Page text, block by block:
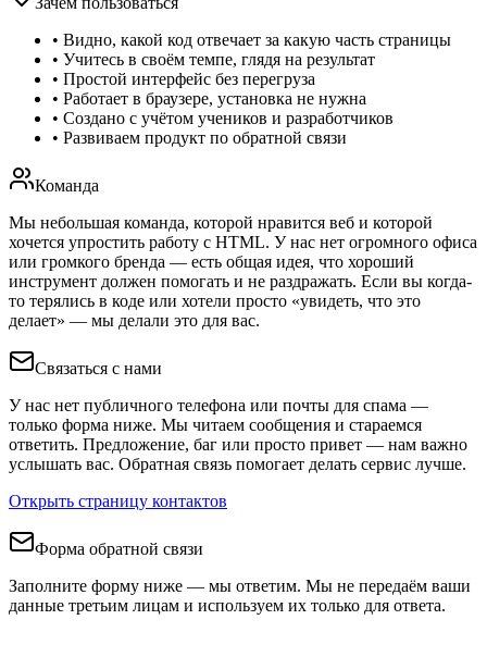
• Видно, какой код отвечает за какую часть страницы
• Учитесь в своём темпе, глядя на результат
• Простой интерфейс без перегруза
• Работает в браузере, установка не нужна
• Создано с учётом учеников и разработчиков
• Развиваем продукт по обратной связи
Команда
Мы небольшая команда, которой нравится веб и которой
хочется упростить работу с HTML. У нас нет огромного офиса
или громкого бренда — есть общая идея, что хороший
инструмент должен помогать и не раздражать. Если вы когда-
то терялись в коде или хотели просто «увидеть, что это
делает» — мы делали это для вас.
Связаться с нами
У нас нет публичного телефона или почты для спама —
только форма ниже. Мы читаем сообщения и стараемся
ответить. Предложение, баг или просто привет — нам важно
услышать вас. Обратная связь помогает делать сервис лучше.
Открыть страницу контактов
Форма обратной связи
Заполните форму ниже — мы ответим. Мы не передаём ваши
данные третьим лицам и используем их только для ответа.